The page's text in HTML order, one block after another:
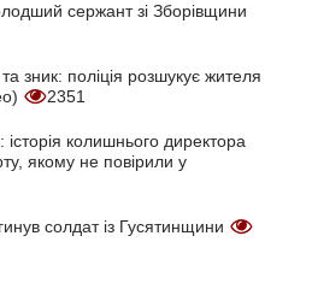
сержант зі Зборівщини
зник: поліція розшукує жителя
2351
колишнього директора
якому не повірили у
солдат із Гусятинщини